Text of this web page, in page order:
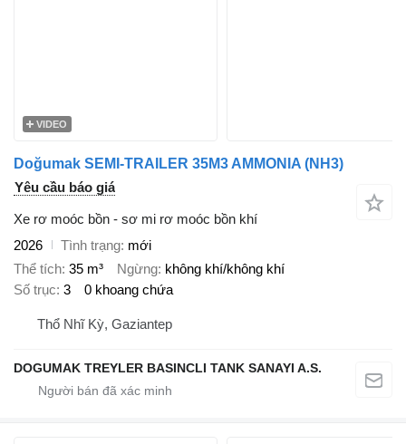
VIDEO
Doğumak SEMI-TRAILER 35M3 AMMONIA (NH3)
Yêu cầu báo giá
Xe rơ moóc bồn - sơ mi rơ moóc bồn khí
2026
Tình trạng mới
Thể tích 35 m³ Ngừng không khí/không khí
Số trục 3 0 khoang chứa
Thổ Nhĩ Kỳ, Gaziantep
DOGUMAK TREYLER BASINCLI TANK SANAYI A.S.